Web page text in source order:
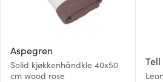
Aspegren
Solid kjøkkenhåndkle 40x50
cm wood rose